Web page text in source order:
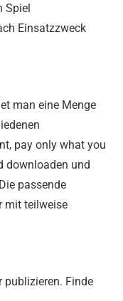
Spiel
Einsatzzweck
man eine Menge
pay only what you
downloaden und
passende
mit teilweise
publizieren. Finde